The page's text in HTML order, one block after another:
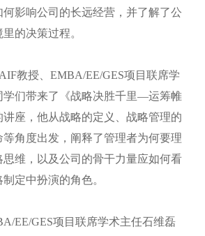
影响公司的长远经营，并了解了公
的决策过程。
教授、EMBA/EE/GES项目联席学
学们带来了《战略决胜千里—运筹帷
座，他从战略的定义、战略管理的
角度出发，阐释了管理者为何要理
维，以及公司的骨干力量应如何看
定中扮演的角色。
EE/GES项目联席学术主任石维磊